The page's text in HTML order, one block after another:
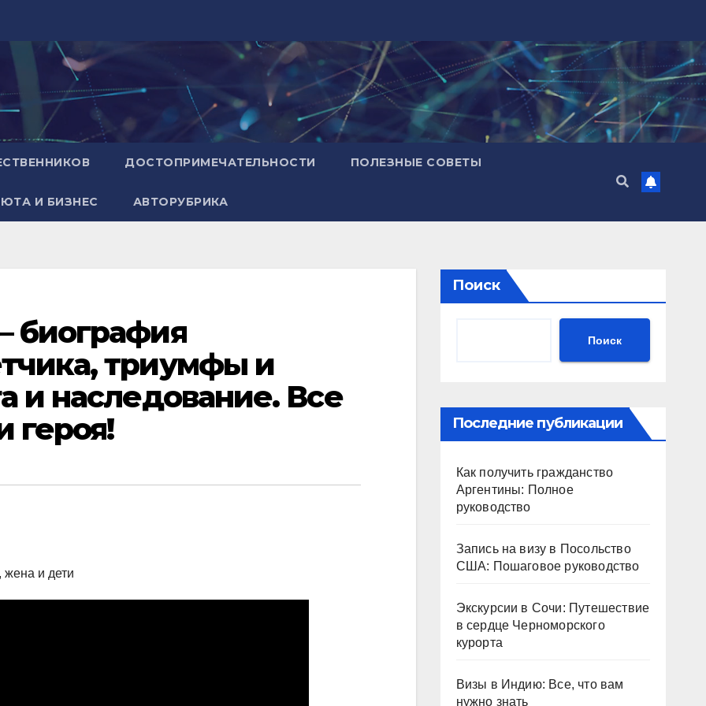
ДОСТОПРИМЕЧАТЕЛЬНОСТИ ПОЛЕЗНЫЕ СОВЕТЫ
И БИЗНЕС АВТОРУБРИКА
биография
триумфы и
и наследование. Все
героя!
Поиск
Поиск
Последние публикации
Как получить гражданство
Аргентины: Полное
руководство
Запись на визу в Посольство
США: Пошаговое руководство
Экскурсии в Сочи: Путешествие
в сердце Черноморского
курорта
Визы в Индию: Все, что вам
нужно знать